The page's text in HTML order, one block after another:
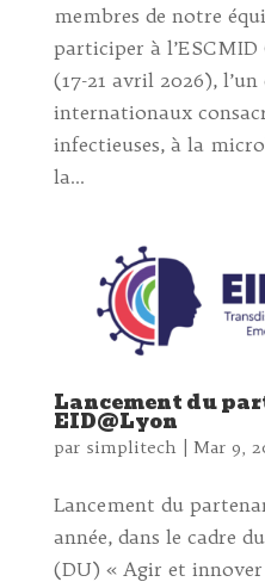
membres de notre
participer à
(17-21 avril 2026), l’un
internationaux
infectieuses, à la
la...
Lancement du
EID@Lyon
par simplitech Mar 9,
Lancement du
année, dans le cadre
(DU) « Agir et